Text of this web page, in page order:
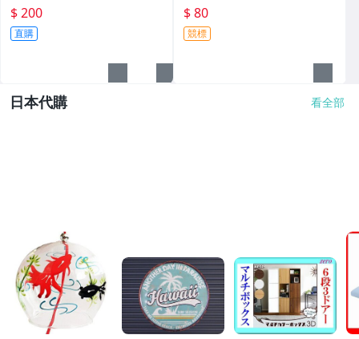
入!!--造型都不一樣值得收藏!!/
大4/-P
$ 200
直購
拿紅色心型造型公仔!--保存良
好值得收藏!/6房樂箱1
$ 80
競標
日本代購 看全部